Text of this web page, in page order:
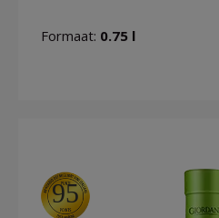
Formaat: 0.75 l
95